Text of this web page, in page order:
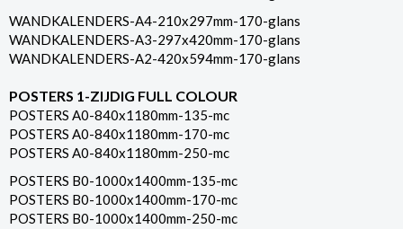
WANDKALENDERS-A4-210x297mm-170-glans
WANDKALENDERS-A3-297x420mm-170-glans
WANDKALENDERS-A2-420x594mm-170-glans
POSTERS 1-ZIJDIG FULL COLOUR
POSTERS A0-840x1180mm-135-mc
POSTERS A0-840x1180mm-170-mc
POSTERS A0-840x1180mm-250-mc
POSTERS B0-1000x1400mm-135-mc
POSTERS B0-1000x1400mm-170-mc
POSTERS B0-1000x1400mm-250-mc